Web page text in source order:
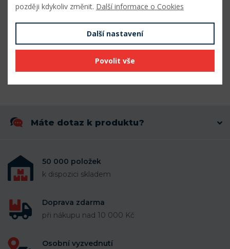
Výška profilu (mm)
Vnější délka La (mm) 1340
Máte dotaz k produktu?
50 000 položek
k dispozici skladem
Doprava zdarma
při nákupu nad 10 000 Kč
Osobní vyzvednutí
později kdykoliv změnit. Další informace o Cookies
Další nastavení
Povolit vše